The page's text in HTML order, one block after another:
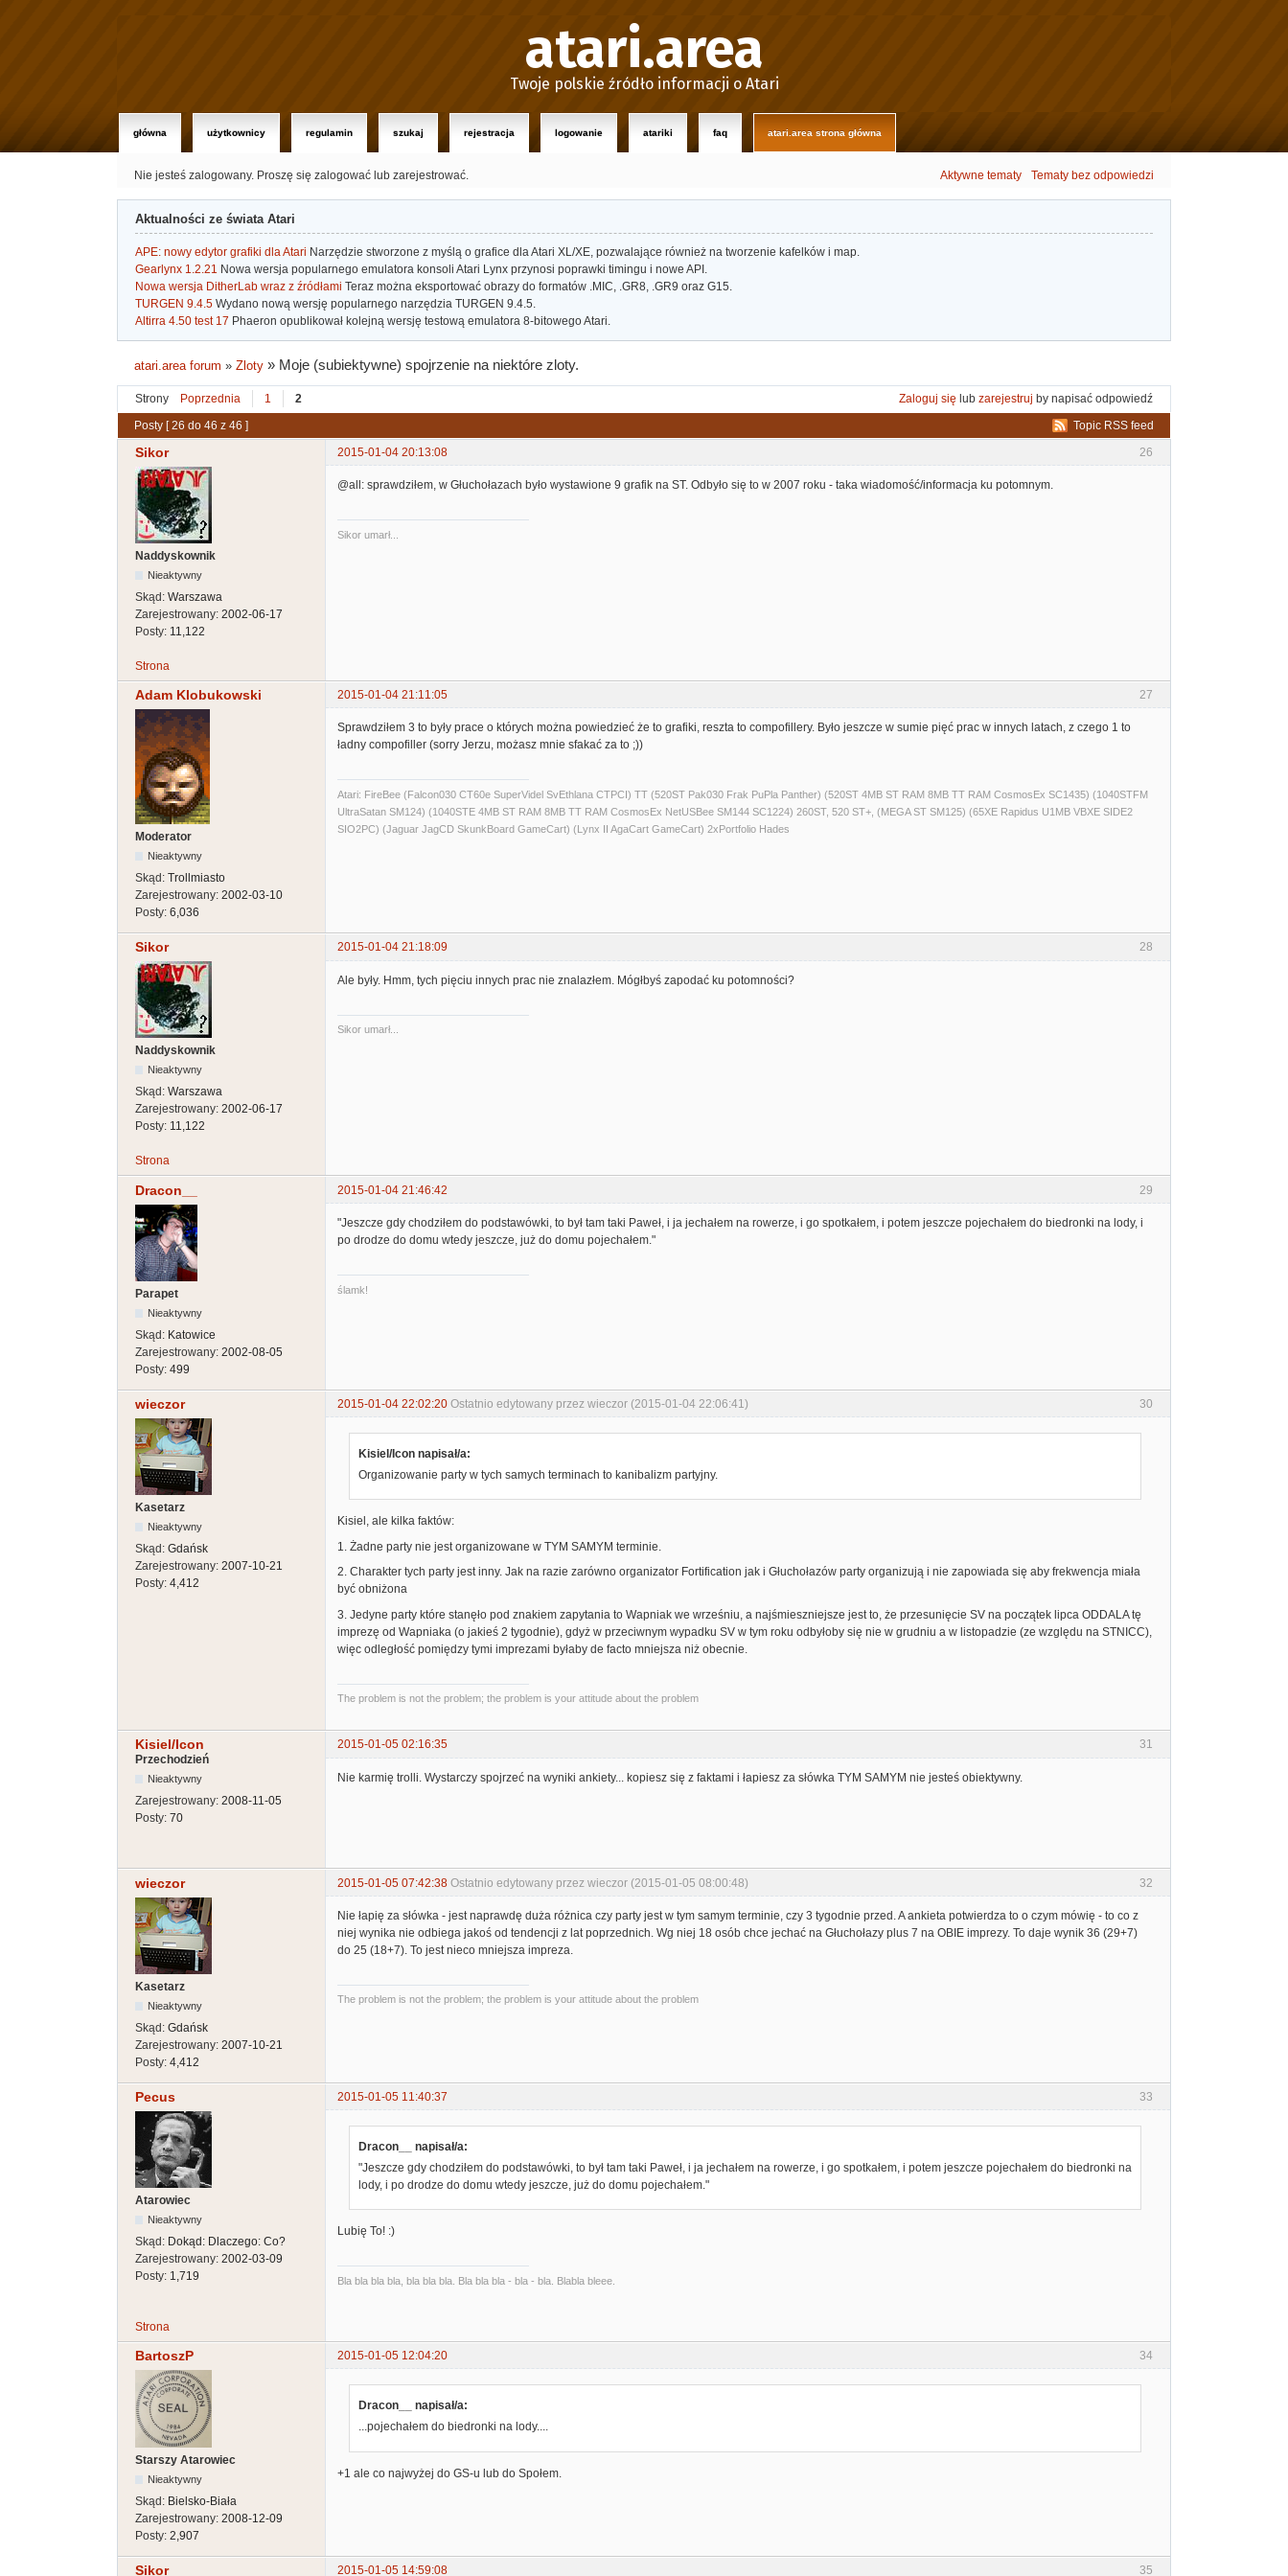
atari.area
Twoje polskie źródło informacji o Atari
główna użytkownicy regulamin szukaj rejestracja logowanie atariki faq atari.area strona główna
Nie jesteś zalogowany. Proszę się zalogować lub zarejestrować. Aktywne tematy Tematy bez odpowiedzi
Aktualności ze świata Atari
APE: nowy edytor grafiki dla Atari Narzędzie stworzone z myślą o grafice dla Atari XL/XE, pozwalające również na tworzenie kafelków i map.
Gearlynx 1.2.21 Nowa wersja popularnego emulatora konsoli Atari Lynx przynosi poprawki timingu i nowe API.
Nowa wersja DitherLab wraz z źródłami Teraz można eksportować obrazy do formatów .MIC, .GR8, .GR9 oraz G15.
TURGEN 9.4.5 Wydano nową wersję popularnego narzędzia TURGEN 9.4.5.
Altirra 4.50 test 17 Phaeron opublikował kolejną wersję testową emulatora 8-bitowego Atari.
atari.area forum »Zloty » Moje (subiektywne) spojrzenie na niektóre zloty.
Strony Poprzednia 1 2 Zaloguj się lub zarejestruj by napisać odpowiedź
Topic RSS feed
Posty [ 26 do 46 z 46 ]
26
Sikor 2015-01-04 20:13:08
Naddyskownik
Nieaktywny
Skąd: Warszawa
Zarejestrowany: 2002-06-17
Posty: 11,122
@all: sprawdziłem, w Głuchołazach było wystawione 9 grafik na ST. Odbyło się to w 2007 roku - taka wiadomość/informacja ku potomnym.
Sikor umarł...
Strona
27
Adam Klobukowski 2015-01-04 21:11:05
Moderator
Nieaktywny
Skąd: Trollmiasto
Zarejestrowany: 2002-03-10
Posty: 6,036
Sprawdziłem 3 to były prace o których można powiedzieć że to grafiki, reszta to compofillery. Było jeszcze w sumie pięć prac w innych latach, z czego 1 to
ładny compofiller (sorry Jerzu, możasz mnie sfakać za to ;))
Atari: FireBee (Falcon030 CT60e SuperVidel SvEthlana CTPCI) TT (520ST Pak030 Frak PuPla Panther) (520ST 4MB ST RAM 8MB TT RAM CosmosEx SC1435) (1040STFM
UltraSatan SM124) (1040STE 4MB ST RAM 8MB TT RAM CosmosEx NetUSBee SM144 SC1224) 260ST, 520 ST+, (MEGA ST SM125) (65XE Rapidus U1MB VBXE SIDE2
SIO2PC) (Jaguar JagCD SkunkBoard GameCart) (Lynx II AgaCart GameCart) 2xPortfolio Hades
28
Sikor 2015-01-04 21:18:09
Naddyskownik
Nieaktywny
Skąd: Warszawa
Zarejestrowany: 2002-06-17
Posty: 11,122
Ale były. Hmm, tych pięciu innych prac nie znalazłem. Mógłbyś zapodać ku potomności?
Sikor umarł...
Strona
29
Dracon__ 2015-01-04 21:46:42
Parapet
Nieaktywny
Skąd: Katowice
Zarejestrowany: 2002-08-05
Posty: 499
"Jeszcze gdy chodziłem do podstawówki, to był tam taki Paweł, i ja jechałem na rowerze, i go spotkałem, i potem jeszcze pojechałem do biedronki na lody, i
po drodze do domu wtedy jeszcze, już do domu pojechałem."
ślamk!
30
wieczor 2015-01-04 22:02:20 Ostatnio edytowany przez wieczor (2015-01-04 22:06:41)
Kasetarz
Nieaktywny
Skąd: Gdańsk
Zarejestrowany: 2007-10-21
Posty: 4,412
Kisiel/Icon napisał/a:
Organizowanie party w tych samych terminach to kanibalizm partyjny.
Kisiel, ale kilka faktów:
1. Żadne party nie jest organizowane w TYM SAMYM terminie.
2. Charakter tych party jest inny. Jak na razie zarówno organizator Fortification jak i Głuchołazów party organizują i nie zapowiada się aby frekwencja miała
być obniżona
3. Jedyne party które stanęło pod znakiem zapytania to Wapniak we wrześniu, a najśmieszniejsze jest to, że przesunięcie SV na początek lipca ODDALA tę
imprezę od Wapniaka (o jakieś 2 tygodnie), gdyż w przeciwnym wypadku SV w tym roku odbyłoby się nie w grudniu a w listopadzie (ze względu na STNICC),
więc odległość pomiędzy tymi imprezami byłaby de facto mniejsza niż obecnie.
The problem is not the problem; the problem is your attitude about the problem
31
Kisiel/Icon
2015-01-05 02:16:35
Przechodzień
Nieaktywny
Zarejestrowany: 2008-11-05
Posty: 70
Nie karmię trolli. Wystarczy spojrzeć na wyniki ankiety... kopiesz się z faktami i łapiesz za słówka TYM SAMYM nie jesteś obiektywny.
32
wieczor 2015-01-05 07:42:38 Ostatnio edytowany przez wieczor (2015-01-05 08:00:48)
Kasetarz
Nieaktywny
Skąd: Gdańsk
Zarejestrowany: 2007-10-21
Posty: 4,412
Nie łapię za słówka - jest naprawdę duża różnica czy party jest w tym samym terminie, czy 3 tygodnie przed. A ankieta potwierdza to o czym mówię - to co z
niej wynika nie odbiega jakoś od tendencji z lat poprzednich. Wg niej 18 osób chce jechać na Głuchołazy plus 7 na OBIE imprezy. To daje wynik 36 (29+7)
do 25 (18+7). To jest nieco mniejsza impreza.
The problem is not the problem; the problem is your attitude about the problem
33
Pecus 2015-01-05 11:40:37
Atarowiec
Nieaktywny
Skąd: Dokąd: Dlaczego: Co?
Zarejestrowany: 2002-03-09
Posty: 1,719
Dracon__ napisał/a:
"Jeszcze gdy chodziłem do podstawówki, to był tam taki Paweł, i ja jechałem na rowerze, i go spotkałem, i potem jeszcze pojechałem do biedronki na
lody, i po drodze do domu wtedy jeszcze, już do domu pojechałem."
Lubię To! :)
Bla bla bla bla, bla bla bla. Bla bla bla - bla - bla. Blabla bleee.
Strona
34
BartoszP 2015-01-05 12:04:20
Starszy Atarowiec
Nieaktywny
Skąd: Bielsko-Biała
Zarejestrowany: 2008-12-09
Posty: 2,907
Dracon__ napisał/a:
...pojechałem do biedronki na lody....
+1 ale co najwyżej do GS-u lub do Społem.
35
Sikor 2015-01-05 14:59:08